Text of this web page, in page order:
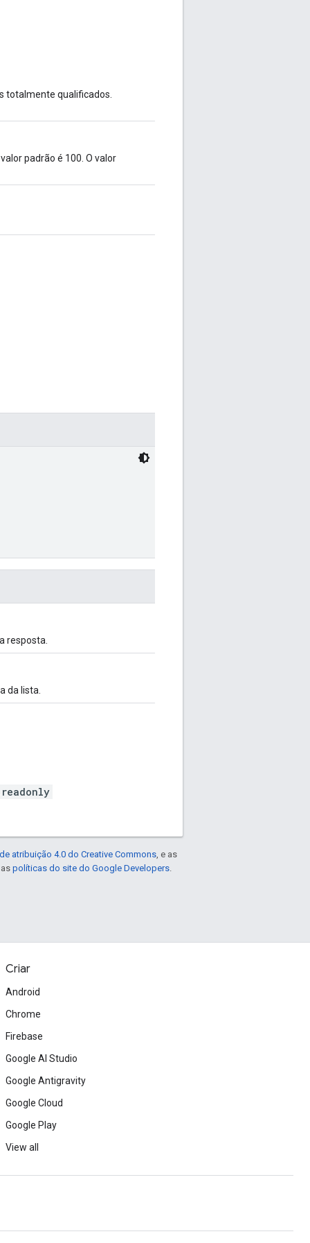
totalmente qualificados.
padrão é 100. O valor
resposta.
da lista.
atribuição 4.0 do Creative Commons , e as
políticas do site do Google Developers
Criar
Android
Chrome
Firebase
Google AI Studio
Google Antigravity
Google Cloud
Google Play
View all